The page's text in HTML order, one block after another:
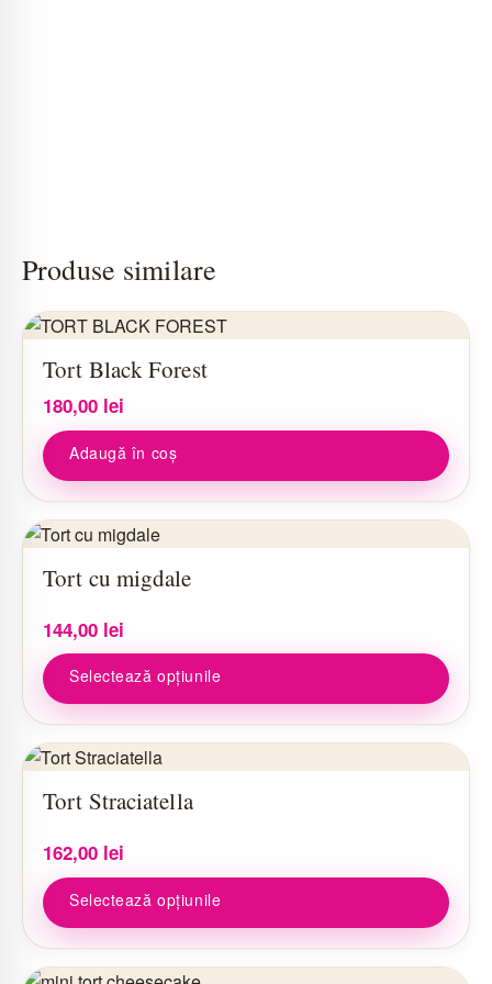
Produse similare
Tort Black Forest
180,00 lei
Adaugă în coș
Tort cu migdale
144,00 lei
Selectează opțiunile
Acest
are
multe
variații.
Opțiunile
pot
fi
alese
produsului.
Tort Straciatella
162,00 lei
Selectează opțiunile
Acest
are
multe
variații.
Opțiunile
pot
fi